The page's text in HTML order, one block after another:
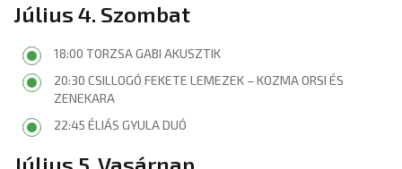
Július 4. Szombat
18:00 TORZSA GABI AKUSZTIK
20:30 CSILLOGÓ FEKETE LEMEZEK – KOZMA ORSI ÉS
ZENEKARA
22:45 ÉLIÁS GYULA DUÓ